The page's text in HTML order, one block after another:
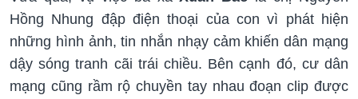
Hồng Nhung đập điện thoại của con vì phát hiện
những hình ảnh, tin nhắn nhạy cảm khiến dân mạng
dậy sóng tranh cãi trái chiều. Bên cạnh đó, cư dân
mạng cũng rầm rộ chuyền tay nhau đoạn clip được